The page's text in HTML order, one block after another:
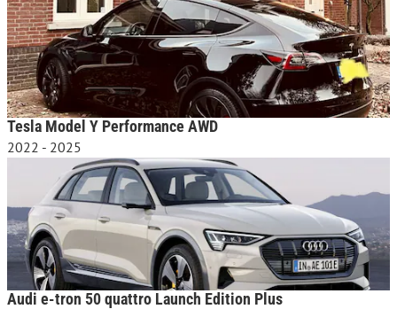
Tesla Model Y Performance AWD
2022 - 2025
Audi e-tron 50 quattro Launch Edition Plus